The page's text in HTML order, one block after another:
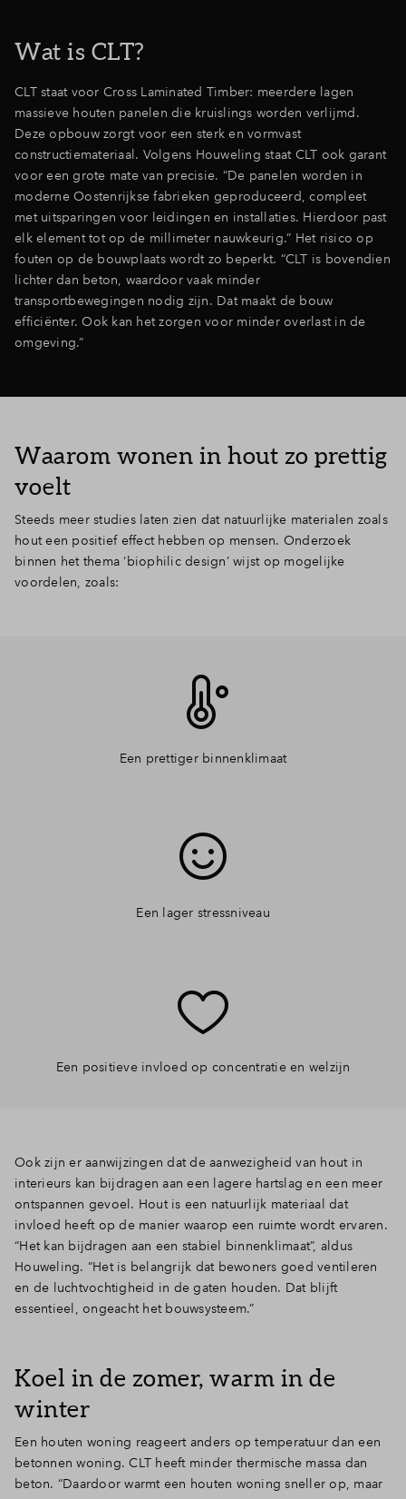
Wat is CLT?
CLT staat voor Cross Laminated Timber: meerdere lagen
massieve houten panelen die kruislings worden verlijmd.
Deze opbouw zorgt voor een sterk en vormvast
constructiemateriaal. Volgens Houweling staat CLT ook garant
voor een grote mate van precisie. “De panelen worden in
moderne Oostenrijkse fabrieken geproduceerd, compleet
met uitsparingen voor leidingen en installaties. Hierdoor past
elk element tot op de millimeter nauwkeurig.” Het risico op
fouten op de bouwplaats wordt zo beperkt. “CLT is bovendien
lichter dan beton, waardoor vaak minder
transportbewegingen nodig zijn. Dat maakt de bouw
efficiënter. Ook kan het zorgen voor minder overlast in de
omgeving.”
Waarom wonen in hout zo prettig
voelt
Steeds meer studies laten zien dat natuurlijke materialen zoals
hout een positief effect hebben op mensen. Onderzoek
binnen het thema ‘biophilic design’ wijst op mogelijke
voordelen, zoals:
Een prettiger binnenklimaat
Een lager stressniveau
Een positieve invloed op concentratie en welzijn
Ook zijn er aanwijzingen dat de aanwezigheid van hout in
interieurs kan bijdragen aan een lagere hartslag en een meer
ontspannen gevoel. Hout is een natuurlijk materiaal dat
invloed heeft op de manier waarop een ruimte wordt ervaren.
“Het kan bijdragen aan een stabiel binnenklimaat”, aldus
Houweling. “Het is belangrijk dat bewoners goed ventileren
en de luchtvochtigheid in de gaten houden. Dat blijft
essentieel, ongeacht het bouwsysteem.”
Koel in de zomer, warm in de
winter
Een houten woning reageert anders op temperatuur dan een
betonnen woning. CLT heeft minder thermische massa dan
beton. “Daardoor warmt een houten woning sneller op, maar